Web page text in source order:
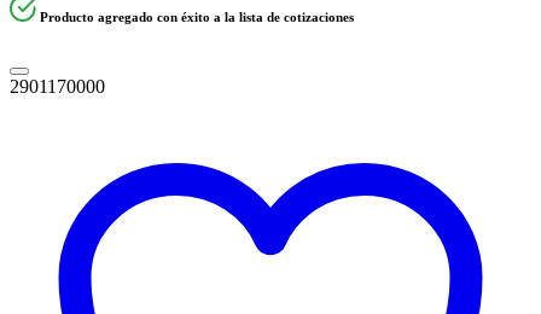
Producto agregado con éxito a la lista de cotizaciones
2901170000